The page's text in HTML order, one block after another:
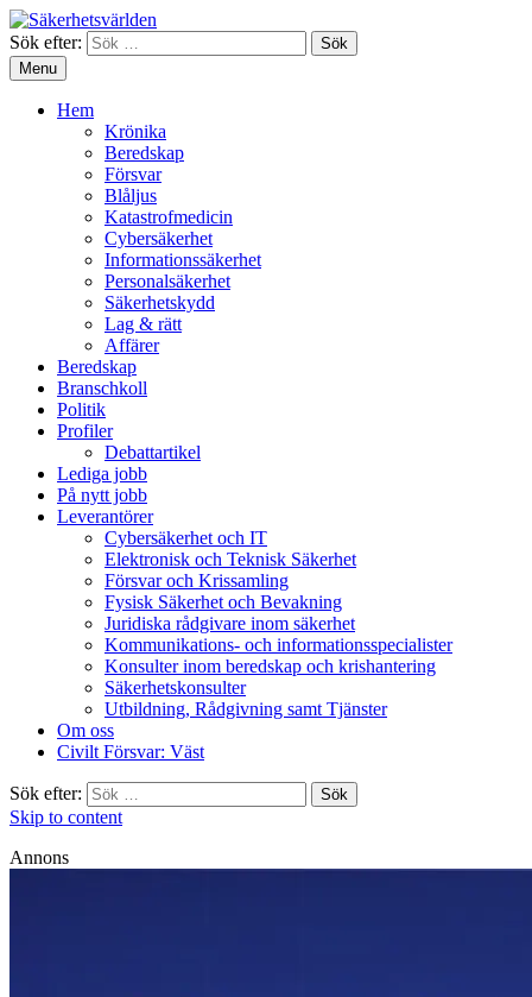
Sök efter:
Menu
Hem
Krönika
Beredskap
Försvar
Blåljus
Katastrofmedicin
Cybersäkerhet
Informationssäkerhet
Personalsäkerhet
Säkerhetskydd
Lag & rätt
Affärer
Beredskap
Branschkoll
Politik
Profiler
Debattartikel
Lediga jobb
På nytt jobb
Leverantörer
Cybersäkerhet och IT
Elektronisk och Teknisk Säkerhet
Försvar och Krissamling
Fysisk Säkerhet och Bevakning
Juridiska rådgivare inom säkerhet
Kommunikations- och informationsspecialister
Konsulter inom beredskap och krishantering
Säkerhetskonsulter
Utbildning, Rådgivning samt Tjänster
Om oss
Civilt Försvar: Väst
Sök efter:
Skip to content
Annons